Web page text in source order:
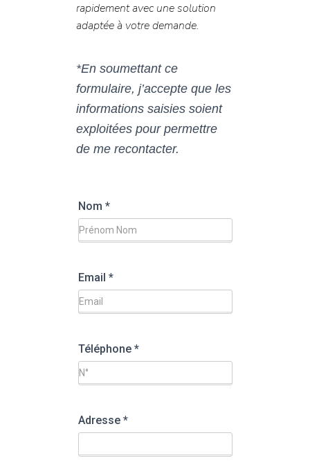
rapidement avec une solution
adaptée à votre demande.
*En soumettant ce
formulaire, j’accepte que les
informations saisies soient
exploitées pour permettre
de me recontacter.
Nom *
Email *
Téléphone*
Adresse*